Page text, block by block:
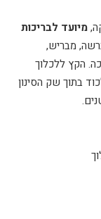
מיועד לבריכות
מבריש,
הקץ ללכלוך
בתוך שק הסינון